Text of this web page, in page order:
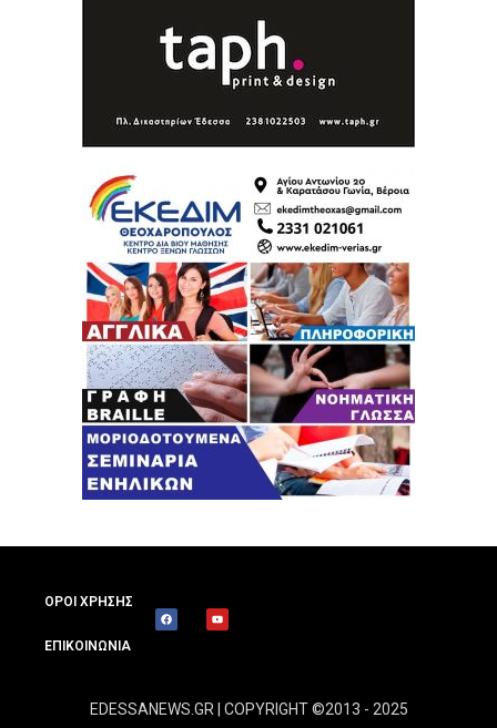
ΟΡΟΙ ΧΡΗΣΗΣ
ΕΠΙΚΟΙΝΩΝΙΑ
EDESSANEWS.GR | COPYRIGHT ©2013 - 2025